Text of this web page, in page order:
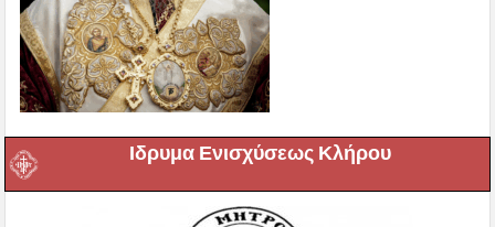
Ιδρυμα Ενισχύσεως Κλήρου